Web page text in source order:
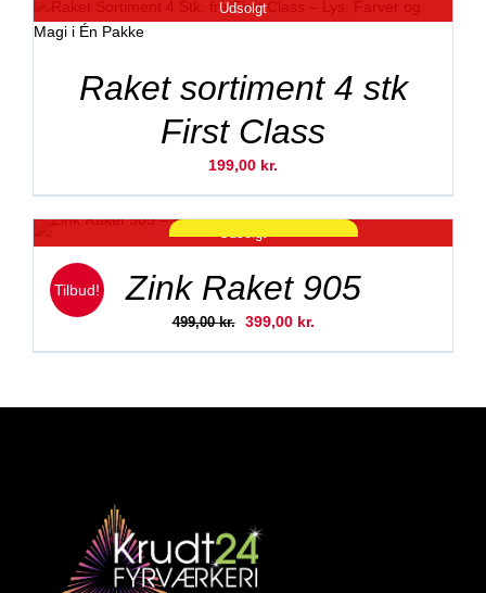
var:
er:
Udsolgt
Raket sortiment 4 stk
First Class
199,00 kr.
Tilbud! Zink Raket 905
499,00kr.
Den
399,00 kr.